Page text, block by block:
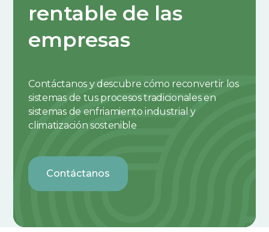
rentable de las
empresas
Contáctanos y descubre cómo reconvertir los
sistemas de tus procesos tradicionales en
sistemas de enfriamiento industrial y
climatización sostenible
Contáctanos